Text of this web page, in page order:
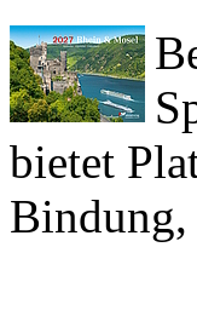
bietet
Bindung,